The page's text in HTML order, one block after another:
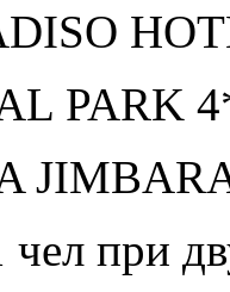
PARK
чел при